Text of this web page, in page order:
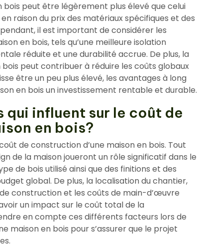
bois peut être légèrement plus élevé que celui
raison du prix des matériaux spécifiques et des
il est important de considérer les
en bois, tels qu’une meilleure isolation
réduite et une durabilité accrue. De plus, la
peut contribuer à réduire les coûts globaux
être un peu plus élevé, les avantages à long
en bois un investissement rentable et durable.
qui influent sur le coût de
en bois?
de construction d’une maison en bois. Tout
de la maison joueront un rôle significatif dans le
de bois utilisé ainsi que des finitions et des
global. De plus, la localisation du chantier,
construction et les coûts de main-d’œuvre
un impact sur le coût total de la
en compte ces différents facteurs lors de
maison en bois pour s’assurer que le projet